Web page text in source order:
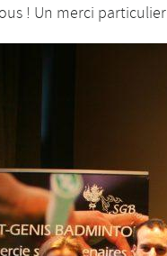
! Un merci